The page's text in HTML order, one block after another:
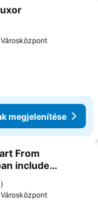
a kedvencekhez
megjelenítése
a kedvencekhez
From
included